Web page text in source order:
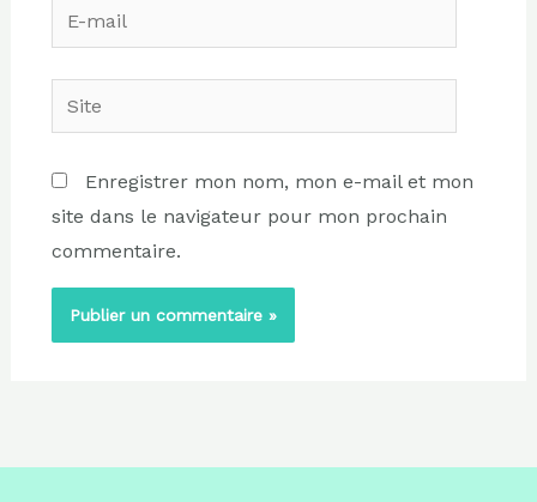
E-
mail
Site
Enregistrer mon nom, mon e-mail et mon
site dans le navigateur pour mon prochain
commentaire.